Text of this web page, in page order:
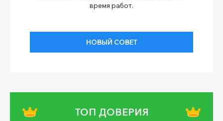
время работ.
НОВЫЙ СОВЕТ
ТОП ДОВЕРИЯ